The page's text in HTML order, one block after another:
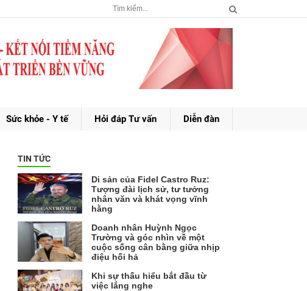
Sức khỏe - Y tế Hỏi đáp Tư vấn Diễn đàn
TIN TỨC
Di sản của Fidel Castro Ruz:
Tượng đài lịch sử, tư tưởng
nhân văn và khát vọng vĩnh
hằng
Doanh nhân Huỳnh Ngọc
Trường và góc nhìn về một
cuộc sống cân bằng giữa nhịp
điệu hối hả
Khi sự thấu hiểu bắt đầu từ
việc lắng nghe